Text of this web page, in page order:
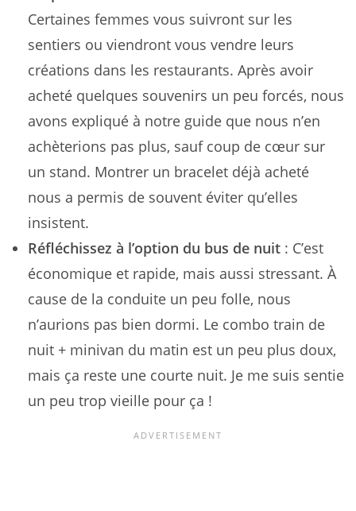
Certaines femmes vous suivront sur les
sentiers ou viendront vous vendre leurs
créations dans les restaurants. Après avoir
acheté quelques souvenirs un peu forcés, nous
avons expliqué à notre guide que nous n’en
achèterions pas plus, sauf coup de cœur sur
un stand. Montrer un bracelet déjà acheté
nous a permis de souvent éviter qu’elles
insistent.
Réfléchissez à l’option du bus de nuit : C’est
économique et rapide, mais aussi stressant. À
cause de la conduite un peu folle, nous
n’aurions pas bien dormi. Le combo train de
nuit + minivan du matin est un peu plus doux,
mais ça reste une courte nuit. Je me suis sentie
un peu trop vieille pour ça !